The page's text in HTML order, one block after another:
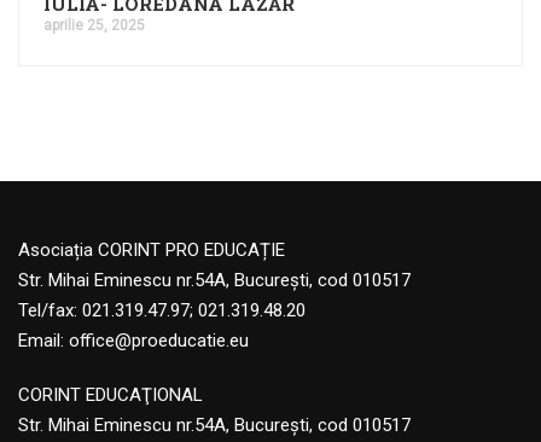
aprilie 25, 2025
Asociația CORINT PRO EDUCAȚIE
Str. Mihai Eminescu nr.54A, București, cod 010517
Tel/fax: 021.319.47.97; 021.319.48.20
Email: office@proeducatie.eu
CORINT EDUCAŢIONAL
Str. Mihai Eminescu nr.54A, Bucureşti, cod 010517